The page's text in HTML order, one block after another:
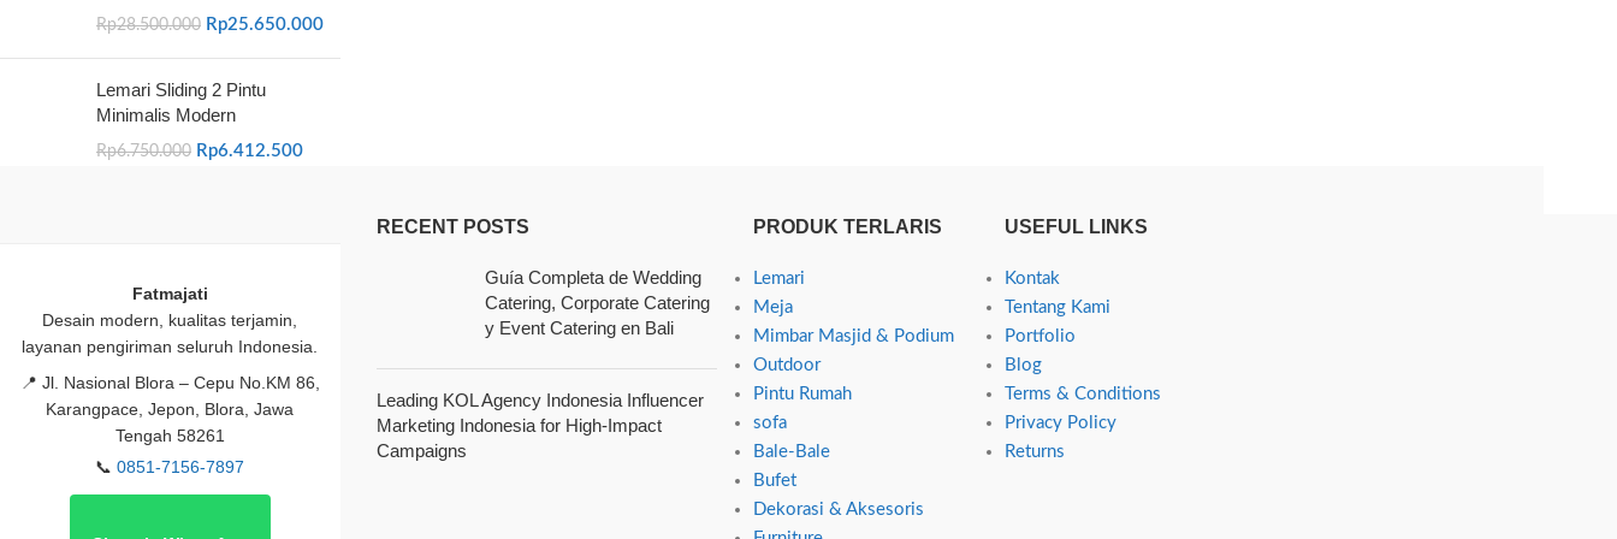
Rp28.500.000 Rp25.650.000
Lemari Sliding 2 Pintu
Minimalis Modern
Rp6.750.000 Rp6.412.500
Fatmajati
Desain modern, kualitas terjamin,
layanan pengiriman seluruh Indonesia.
📍 Jl. Nasional Blora – Cepu No.KM 86,
Karangpace, Jepon, Blora, Jawa
Tengah 58261
📞0851-7156-7897
RECENT POSTS
Guía Completa de Wedding
Catering, Corporate Catering
y Event Catering en Bali
Leading KOL Agency Indonesia Influencer
Marketing Indonesia for High-Impact
Campaigns
PRODUK TERLARIS
Lemari
Meja
Mimbar Masjid & Podium
Outdoor
Pintu Rumah
sofa
Bale-Bale
Bufet
Dekorasi & Aksesoris
USEFUL LINKS
Kontak
Tentang Kami
Portfolio
Blog
Terms & Conditions
Privacy Policy
Returns